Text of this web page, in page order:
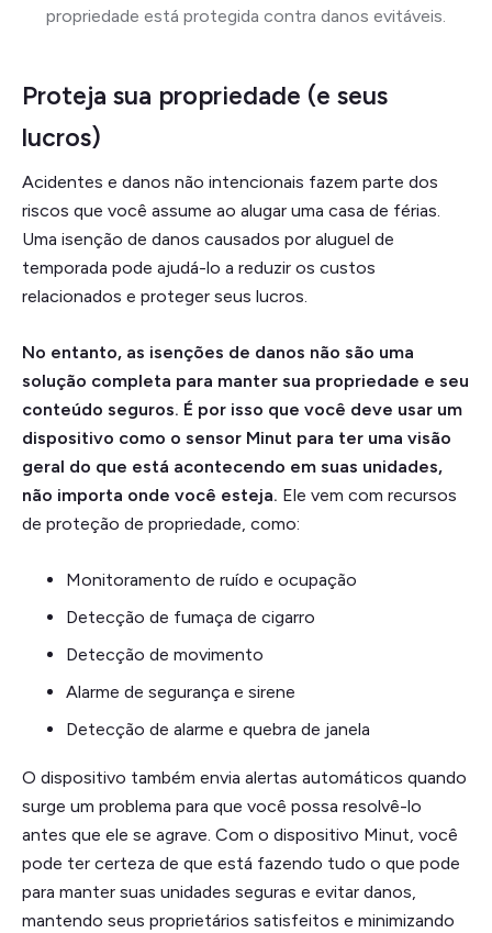
propriedade está protegida contra danos evitáveis.
Proteja sua propriedade (e seus
lucros)
Acidentes e danos não intencionais fazem parte dos
riscos que você assume ao alugar uma casa de férias.
Uma isenção de danos causados por aluguel de
temporada pode ajudá-lo a reduzir os custos
relacionados e proteger seus lucros.
No entanto, as isenções de danos não são uma
solução completa para manter sua propriedade e seu
conteúdo seguros. É por isso que você deve usar um
dispositivo como o sensor Minut para ter uma visão
geral do que está acontecendo em suas unidades,
não importa onde você esteja. Ele vem com recursos
de proteção de propriedade, como:
Monitoramento de ruído e ocupação
Detecção de fumaça de cigarro
Detecção de movimento
Alarme de segurança e sirene
Detecção de alarme e quebra de janela
O dispositivo também envia alertas automáticos quando
surge um problema para que você possa resolvê-lo
antes que ele se agrave. Com o dispositivo Minut, você
pode ter certeza de que está fazendo tudo o que pode
para manter suas unidades seguras e evitar danos,
mantendo seus proprietários satisfeitos e minimizando